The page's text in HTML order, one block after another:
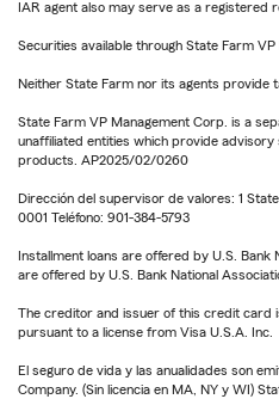
IAR agent also may serve as a registered
Securities available through State Farm VP
Neither State Farm nor its agents provide
State Farm VP Management Corp. is a
unaffiliated entities which provide
products. AP2025/02/0260
Dirección del supervisor de valores: 1
0001 Teléfono: 901-384-5793
Installment loans are offered by U.S.
are offered by U.S. Bank National
The creditor and issuer of this credit card
pursuant to a license from Visa U.S.A. Inc.
El seguro de vida y las anualidades son
Company. (Sin licencia en MA, NY y WI)